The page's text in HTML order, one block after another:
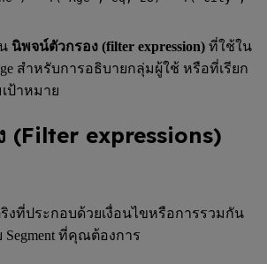
นิพจน์ตัวกรอง (filter expression) ที่ใช้ใน
สำหรับการอธิบายกลุ่มผู้ใช้ หรือที่เรียก
เป้าหมาย
(Filter expressions)
งที่ประกอบด้วยเงื่อนไขหรือการรวมกัน
ที่คุณต้องการ